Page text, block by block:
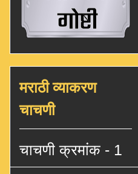
मराठी व्याकरण
चाचणी
चाचणी क्रमांक - 1